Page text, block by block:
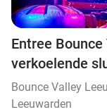
Entree
verkoelende
Bounce Valley
Leeuwarden